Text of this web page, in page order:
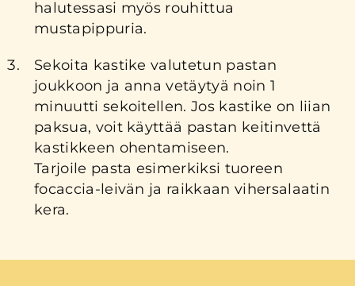
halutessasi myös rouhittua
mustapippuria.
Sekoita kastike valutetun pastan
joukkoon ja anna vetäytyä noin 1
minuutti sekoitellen. Jos kastike on liian
paksua, voit käyttää pastan keitinvettä
kastikkeen ohentamiseen.
Tarjoile pasta esimerkiksi tuoreen
focaccia-leivän ja raikkaan vihersalaatin
kera.